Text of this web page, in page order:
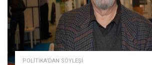
POLITIKA'DAN SÖYLEŞI